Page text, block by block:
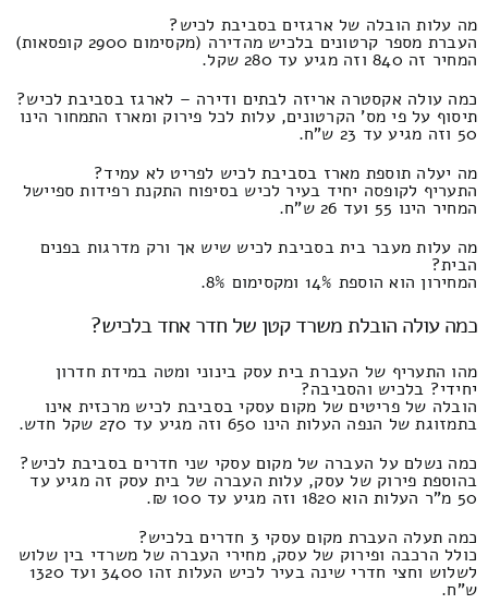
מה עלות הובלה של ארגזים בסביבת לכיש?
העברת מספר קרטונים בלכיש מהדירה (מקסימום 2900 קופסאות)
המחיר זה 840 וזה מגיע עד 280 שקל.
כמה עולה אקסטרה אריזה לבתים ודירה – לארגז בסביבת לכיש?
תיסוף על פי מס' הקרטונים, עלות לכל פירוק ומארז התמחור הינו
50 וזה מגיע עד 23 ש"ח.
מה יעלה תוספת מארז בסביבת לכיש לפריט לא עמיד?
התעריף לקופסה יחיד בעיר לכיש בסיפוח התקנת רפידות ספיישל
המחיר הינו 55 ועד 26 ש"ח.
מה עלות מעבר בית בסביבת לכיש שיש אך ורק מדרגות בפנים
הבית?
המחירון הוא הוספת 14% ומקסימום 8%.
כמה עולה הובלת משרד קטן של חדר אחד בלכיש?
מהו התעריף של העברת בית עסק בינוני ומטה במידת חדרון
יחידי? בלכיש והסביבה?
הובלה של פריטים של מקום עסקי בסביבת לכיש מרכזית אינו
בתמזוגת של הנפה העלות הינו 650 וזה מגיע עד 270 שקל חדש.
כמה נשלם על העברה של מקום עסקי שני חדרים בסביבת לכיש?
בהוספת פירוק של עסק, עלות העברה של בית עסק זה מגיע עד
50 מ"ר העלות הוא 1820 וזה מגיע עד 100 ₪.
כמה תעלה העברת מקום עסקי 3 חדרים בלכיש?
כולל הרכבה ופירוק של עסק, מחירי העברה של משרדי בין שלוש
לשלוש וחצי חדרי שינה בעיר לכיש העלות זהו 3400 ועד 1320
ש"ח.